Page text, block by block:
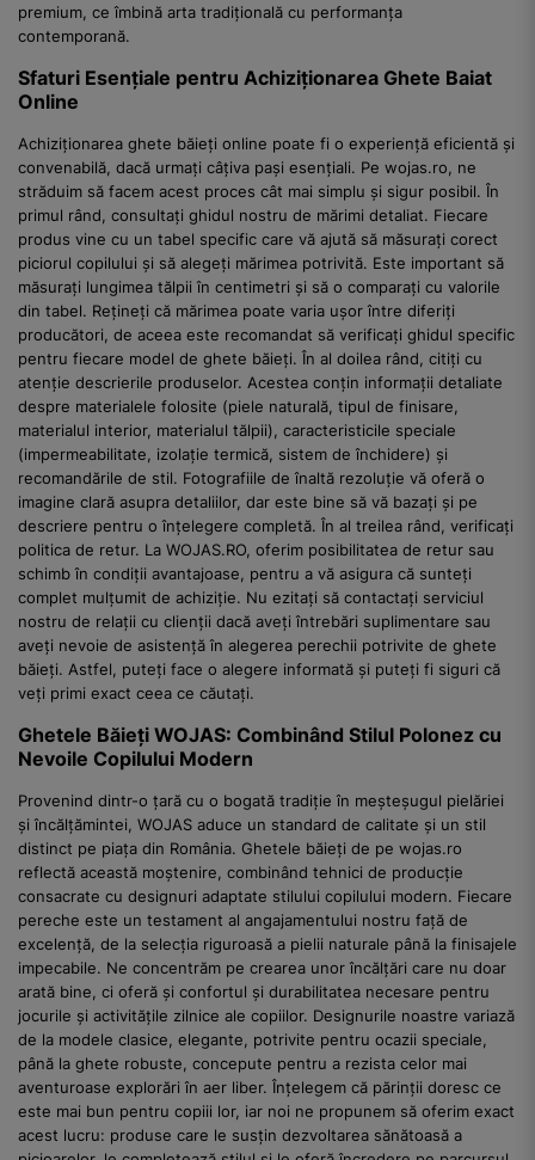
premium, ce îmbină arta tradițională cu performanța
contemporană.
Sfaturi Esențiale pentru Achiziționarea Ghete Baiat
Online
Achiziționarea ghete băieți online poate fi o experiență eficientă și
convenabilă, dacă urmați câțiva pași esențiali. Pe wojas.ro, ne
străduim să facem acest proces cât mai simplu și sigur posibil. În
primul rând, consultați ghidul nostru de mărimi detaliat. Fiecare
produs vine cu un tabel specific care vă ajută să măsurați corect
piciorul copilului și să alegeți mărimea potrivită. Este important să
măsurați lungimea tălpii în centimetri și să o comparați cu valorile
din tabel. Rețineți că mărimea poate varia ușor între diferiți
producători, de aceea este recomandat să verificați ghidul specific
pentru fiecare model de ghete băieți. În al doilea rând, citiți cu
atenție descrierile produselor. Acestea conțin informații detaliate
despre materialele folosite (piele naturală, tipul de finisare,
materialul interior, materialul tălpii), caracteristicile speciale
(impermeabilitate, izolație termică, sistem de închidere) și
recomandările de stil. Fotografiile de înaltă rezoluție vă oferă o
imagine clară asupra detaliilor, dar este bine să vă bazați și pe
descriere pentru o înțelegere completă. În al treilea rând, verificați
politica de retur. La WOJAS.RO, oferim posibilitatea de retur sau
schimb în condiții avantajoase, pentru a vă asigura că sunteți
complet mulțumit de achiziție. Nu ezitați să contactați serviciul
nostru de relații cu clienții dacă aveți întrebări suplimentare sau
aveți nevoie de asistență în alegerea perechii potrivite de ghete
băieți. Astfel, puteți face o alegere informată și puteți fi siguri că
veți primi exact ceea ce căutați.
Ghetele Băieți WOJAS: Combinând Stilul Polonez cu
Nevoile Copilului Modern
Provenind dintr-o țară cu o bogată tradiție în meșteșugul pielăriei
și încălțămintei, WOJAS aduce un standard de calitate și un stil
distinct pe piața din România. Ghetele băieți de pe wojas.ro
reflectă această moștenire, combinând tehnici de producție
consacrate cu designuri adaptate stilului copilului modern. Fiecare
pereche este un testament al angajamentului nostru față de
excelență, de la selecția riguroasă a pielii naturale până la finisajele
impecabile. Ne concentrăm pe crearea unor încălțări care nu doar
arată bine, ci oferă și confortul și durabilitatea necesare pentru
jocurile și activitățile zilnice ale copiilor. Designurile noastre variază
de la modele clasice, elegante, potrivite pentru ocazii speciale,
până la ghete robuste, concepute pentru a rezista celor mai
aventuroase explorări în aer liber. Înțelegem că părinții doresc ce
este mai bun pentru copiii lor, iar noi ne propunem să oferim exact
acest lucru: produse care le susțin dezvoltarea sănătoasă a